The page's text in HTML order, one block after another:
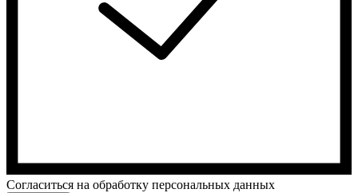
Cогласиться на обработку персональных данных